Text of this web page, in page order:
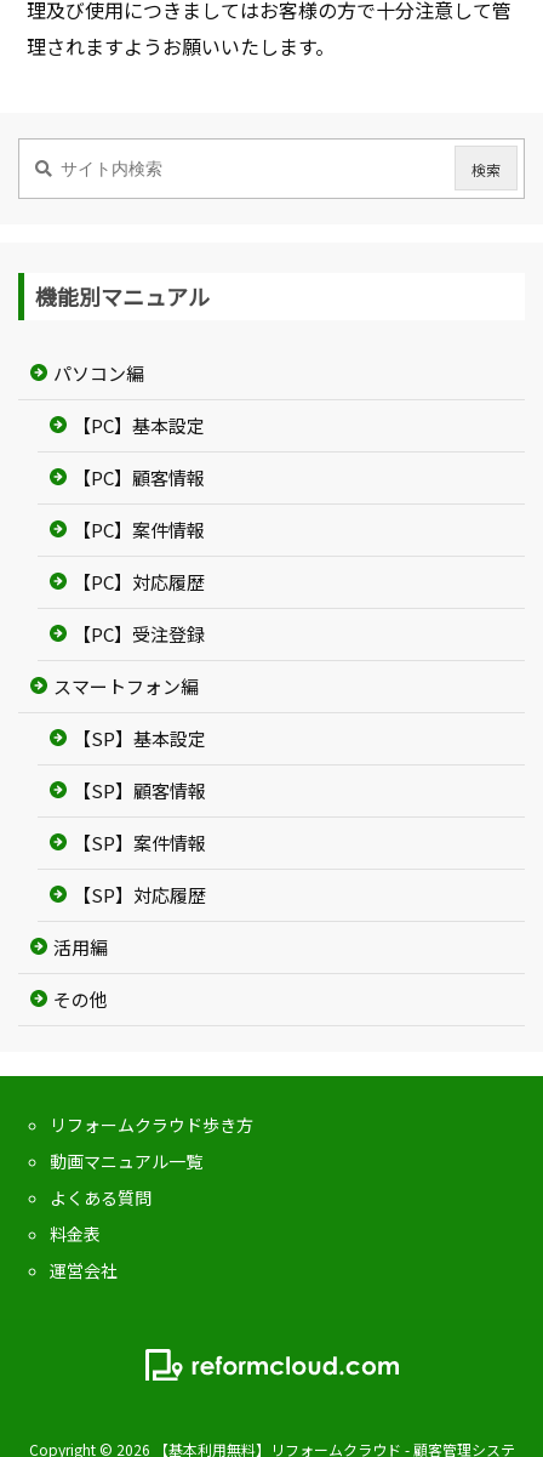
理及び使用につきましてはお客様の方で十分注意して管
理されますようお願いいたします。
機能別マニュアル
パソコン編
【PC】基本設定
【PC】顧客情報
【PC】案件情報
【PC】対応履歴
【PC】受注登録
スマートフォン編
【SP】基本設定
【SP】顧客情報
【SP】案件情報
【SP】対応履歴
活用編
その他
リフォームクラウド歩き方
動画マニュアル一覧
よくある質問
料金表
運営会社
Copyright © 2026 【基本利用無料】リフォームクラウド - 顧客管理システ